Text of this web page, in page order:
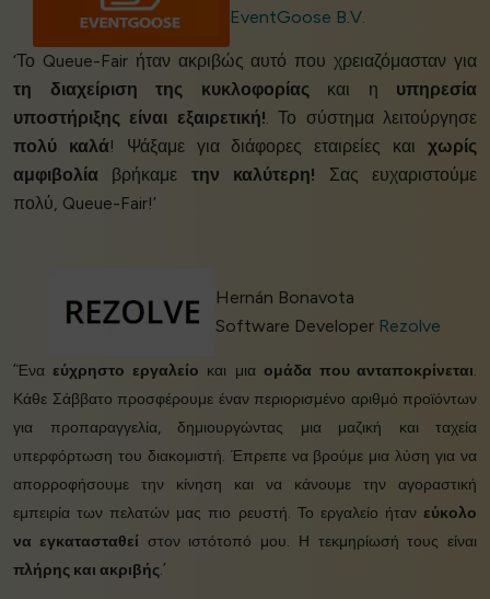
EventGoose B.V.
‘Το Queue-Fair ήταν ακριβώς αυτό που χρειαζόμασταν για
τη διαχείριση της κυκλοφορίας και η υπηρεσία
υποστήριξης είναι εξαιρετική! . Το σύστημα λειτούργησε
πολύ καλά! Ψάξαμε για διάφορες εταιρείες καιχωρίς
αμφιβολία βρήκαμε την καλύτερη! Σας ευχαριστούμε
πολύ, Queue-Fair!’
Hernán Bonavota
Software Developer Rezolve
‘Έναεύχρηστο εργαλείο και μιαομάδα που ανταποκρίνεται.
Κάθε Σάββατο προσφέρουμε έναν περιορισμένο αριθμό προϊόντων
για προπαραγγελία, δημιουργώντας μια μαζική και ταχεία
υπερφόρτωση του διακομιστή. Έπρεπε να βρούμε μια λύση για να
απορροφήσουμε την κίνηση και να κάνουμε την αγοραστική
εμπειρία των πελατών μας πιο ρευστή. Το εργαλείο ήταν εύκολο
να εγκατασταθεί στον ιστότοπό μου. Η τεκμηρίωσή τους είναι
πλήρης και ακριβής.’